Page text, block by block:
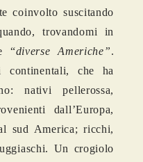
coinvolto suscitando
trovandomi in
“diverse Americhe”.
continentali, che ha
nativi pellerossa,
dall’Europa,
sud America; ricchi,
Un crogiolo